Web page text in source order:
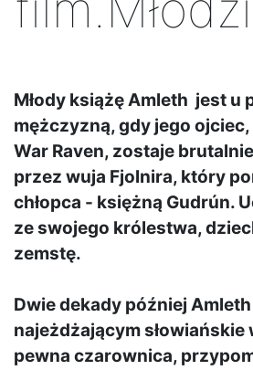
Młody książę Amleth jest u
mężczyzną, gdy jego
War Raven, zostaje
przez wuja Fjolnira, który
chłopca - księżną Gudrún.
ze swojego królestwa,
zemstę.
Dwie dekady później
najeżdżającym słowiańskie
pewna czarownica,